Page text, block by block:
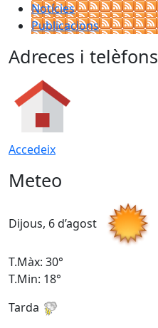
Notícies
Publicacions
Adreces i telèfons
Accedeix
Meteo
Dijous, 6 d’agost
T.Màx: 30°
T.Min: 18°
Tarda